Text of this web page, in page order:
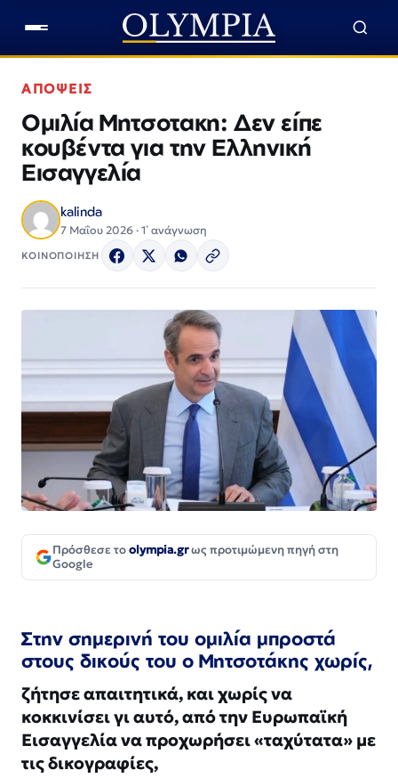
ΑΠΟΨΕΙΣ
Ομιλία Μητσοτακη: Δεν είπε
κουβέντα για την Ελληνική
Εισαγγελία
kalinda
7 Μαΐου 2026 · 1΄ ανάγνωση
ΚΟΙΝΟΠΟΙΗΣΗ
Πρόσθεσε τοolympia.grως προτιμώμενη πηγή στη
Google
Στην σημερινή του ομιλία μπροστά
στους δικούς του ο Μητσοτάκης χωρίς,
ζήτησε απαιτητικά, και χωρίς να
κοκκινίσει γι αυτό, από την Ευρωπαϊκή
Εισαγγελία να προχωρήσει «ταχύτατα» με
τις δικογραφίες,